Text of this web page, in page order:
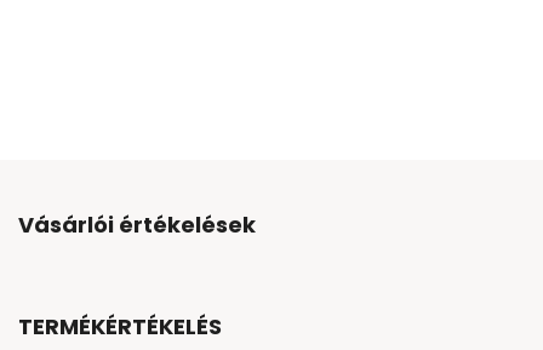
Vásárlói értékelések
TERMÉKÉRTÉKELÉS